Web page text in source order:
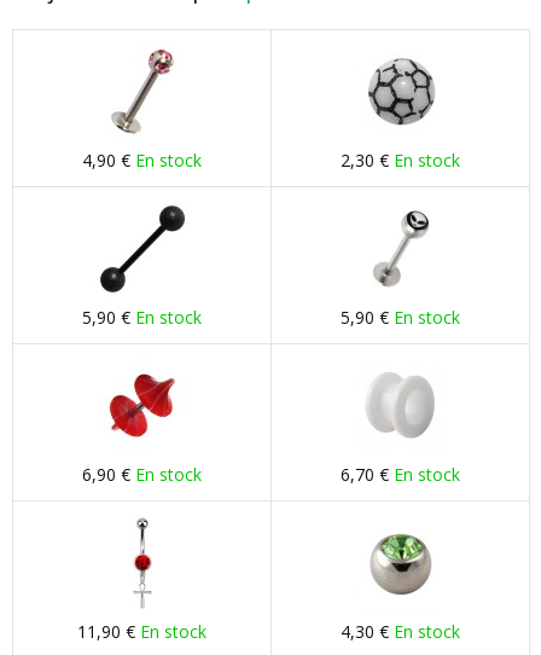
4,90 € En stock 2,30 € En stock
5,90 € En stock 5,90 € En stock
6,90 € En stock 6,70 € En stock
11,90 € En stock 4,30 € En stock